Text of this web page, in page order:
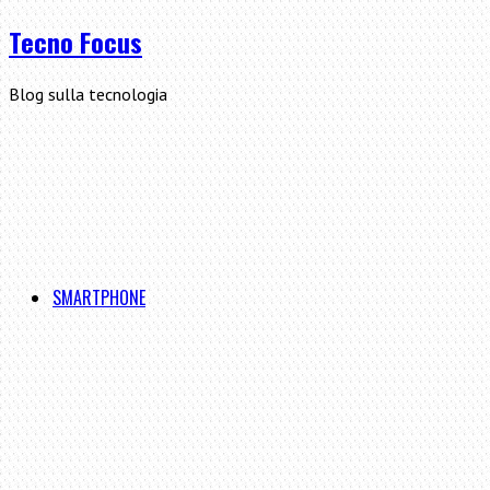
Tecno Focus
Blog sulla tecnologia
SMARTPHONE